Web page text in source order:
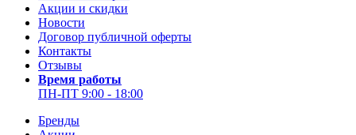
Акции и скидки
Новости
Договор публичной оферты
Контакты
Отзывы
Время работы
ПН-ПТ 9:00 - 18:00
Бренды